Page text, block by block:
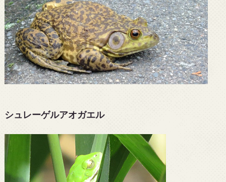
シュレーゲルアオガエル